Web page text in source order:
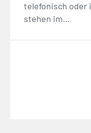
telefonisch oder
stehen im…